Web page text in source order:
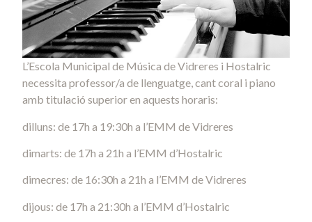
L’Escola Municipal de Música de Vidreres i Hostalric
necessita professor/a de llenguatge, cant coral i piano
amb titulació superior en aquests horaris:
dilluns: de 17h a 19:30h a l’EMM de Vidreres
dimarts: de 17h a 21h a l’EMM d’Hostalric
dimecres: de 16:30h a 21h a l’EMM de Vidreres
dijous: de 17h a 21:30h a l’EMM d’Hostalric